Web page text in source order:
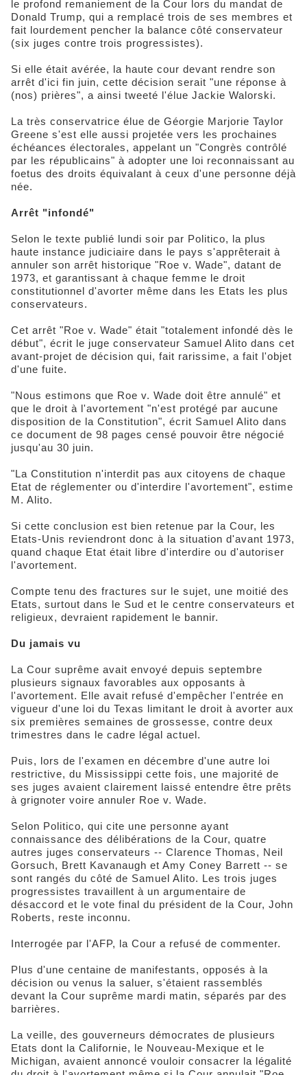
le profond remaniement de la Cour lors du mandat de
Donald Trump, qui a remplacé trois de ses membres et
fait lourdement pencher la balance côté conservateur
(six juges contre trois progressistes).
Si elle était avérée, la haute cour devant rendre son
arrêt d'ici fin juin, cette décision serait "une réponse à
(nos) prières", a ainsi tweeté l'élue Jackie Walorski.
La très conservatrice élue de Géorgie Marjorie Taylor
Greene s'est elle aussi projetée vers les prochaines
échéances électorales, appelant un "Congrès contrôlé
par les républicains" à adopter une loi reconnaissant au
foetus des droits équivalant à ceux d'une personne déjà
née.
Arrêt "infondé"
Selon le texte publié lundi soir par Politico, la plus
haute instance judiciaire dans le pays s'apprêterait à
annuler son arrêt historique "Roe v. Wade", datant de
1973, et garantissant à chaque femme le droit
constitutionnel d'avorter même dans les Etats les plus
conservateurs.
Cet arrêt "Roe v. Wade" était "totalement infondé dès le
début", écrit le juge conservateur Samuel Alito dans cet
avant-projet de décision qui, fait rarissime, a fait l'objet
d'une fuite.
"Nous estimons que Roe v. Wade doit être annulé" et
que le droit à l'avortement "n'est protégé par aucune
disposition de la Constitution", écrit Samuel Alito dans
ce document de 98 pages censé pouvoir être négocié
jusqu'au 30 juin.
"La Constitution n'interdit pas aux citoyens de chaque
Etat de réglementer ou d'interdire l'avortement", estime
M. Alito.
Si cette conclusion est bien retenue par la Cour, les
Etats-Unis reviendront donc à la situation d'avant 1973,
quand chaque Etat était libre d'interdire ou d'autoriser
l'avortement.
Compte tenu des fractures sur le sujet, une moitié des
Etats, surtout dans le Sud et le centre conservateurs et
religieux, devraient rapidement le bannir.
Du jamais vu
La Cour suprême avait envoyé depuis septembre
plusieurs signaux favorables aux opposants à
l'avortement. Elle avait refusé d'empêcher l'entrée en
vigueur d'une loi du Texas limitant le droit à avorter aux
six premières semaines de grossesse, contre deux
trimestres dans le cadre légal actuel.
Puis, lors de l'examen en décembre d'une autre loi
restrictive, du Mississippi cette fois, une majorité de
ses juges avaient clairement laissé entendre être prêts
à grignoter voire annuler Roe v. Wade.
Selon Politico, qui cite une personne ayant
connaissance des délibérations de la Cour, quatre
autres juges conservateurs -- Clarence Thomas, Neil
Gorsuch, Brett Kavanaugh et Amy Coney Barrett -- se
sont rangés du côté de Samuel Alito. Les trois juges
progressistes travaillent à un argumentaire de
désaccord et le vote final du président de la Cour, John
Roberts, reste inconnu.
Interrogée par l'AFP, la Cour a refusé de commenter.
Plus d'une centaine de manifestants, opposés à la
décision ou venus la saluer, s'étaient rassemblés
devant la Cour suprême mardi matin, séparés par des
barrières.
La veille, des gouverneurs démocrates de plusieurs
Etats dont la Californie, le Nouveau-Mexique et le
Michigan, avaient annoncé vouloir consacrer la légalité